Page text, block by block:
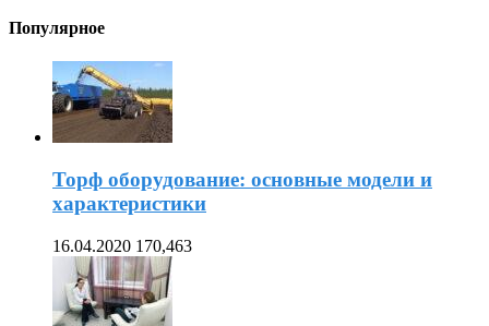
Популярное
Торф оборудование: основные модели и
характеристики
16.04.2020 170,463